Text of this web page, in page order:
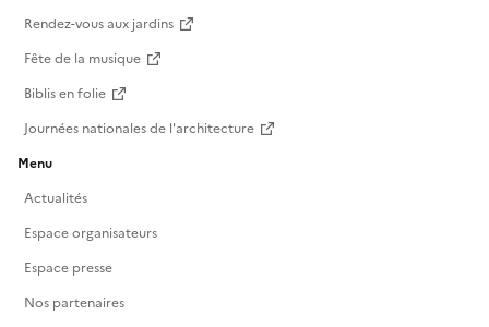
Rendez-vous aux jardins
Fête de la musique
Biblis en folie
Journées nationales de l'architecture
Menu
Actualités
Espace organisateurs
Espace presse
Nos partenaires